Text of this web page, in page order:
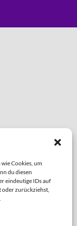
Cookies, um
du diesen
eindeutige IDs auf
oder zurückziehst,